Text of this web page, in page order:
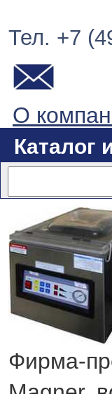
Тел. +7
О
Каталог
Фирма-